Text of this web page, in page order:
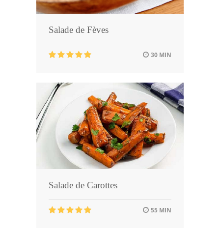
Salade de Fèves
30 MIN
Salade de Carottes
55 MIN